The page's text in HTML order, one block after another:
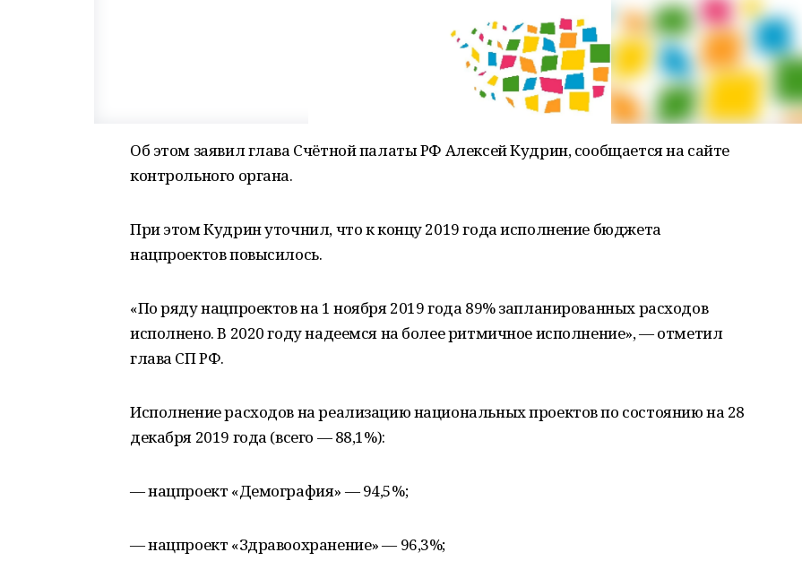
Об этом заявил глава Счётной палаты РФ Алексей Кудрин, сообщается на сайте
контрольного органа.
При этом Кудрин уточнил, что к концу 2019 года исполнение бюджета
нацпроектов повысилось.
«По ряду нацпроектов на 1 ноября 2019 года 89% запланированных расходов
исполнено. В 2020 году надеемся на более ритмичное исполнение», — отметил
глава СП РФ.
Исполнение расходов на реализацию национальных проектов по состоянию на 28
декабря 2019 года (всего — 88,1%):
— нацпроект «Демография» — 94,5%;
— нацпроект «Здравоохранение» — 96,3%;